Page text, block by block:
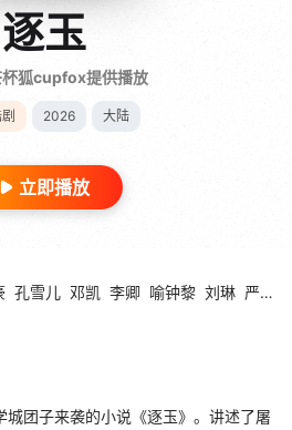
逐玉
杯狐cupfox提供播放
2026 大陆
立即播放
孔雪儿 邓凯 李卿 喻钟黎 刘琳 严屹宽
城团子来袭的小说《逐玉》。讲述了屠